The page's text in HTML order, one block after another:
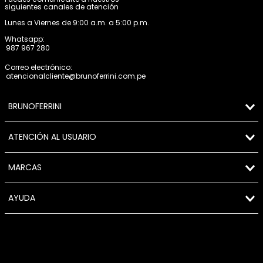
siguientes canales de atención
Lunes a Viernes de 9:00 a.m. a 5:00 p.m.
Whatsapp:
987 967 280
Correo electrónico:
atencionalcliente@brunoferrini.com.pe
BRUNOFERRINI
ATENCIÓN AL USUARIO
MARCAS
AYUDA